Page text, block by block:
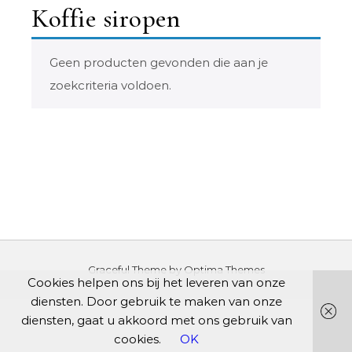
Koffie siropen
Geen producten gevonden die aan je
zoekcriteria voldoen.
Graceful Theme by Optima Themes
Cookies helpen ons bij het leveren van onze
diensten. Door gebruik te maken van onze
diensten, gaat u akkoord met ons gebruik van
cookies.
OK